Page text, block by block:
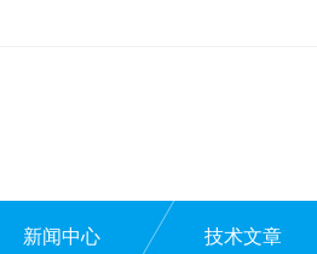
新闻中心 技术文章